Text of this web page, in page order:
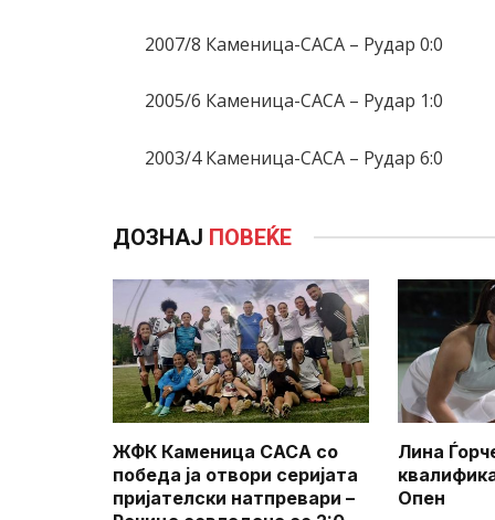
2007/8 Каменица-САСА – Рудар 0:0
2005/6 Каменица-САСА – Рудар 1:0
2003/4 Каменица-САСА – Рудар 6:0
ДОЗНАЈ ПОВЕЌЕ
ЖФК Каменица САСА со
победа ја отвори серијата
пријателски натпревари –
Лина
Опен